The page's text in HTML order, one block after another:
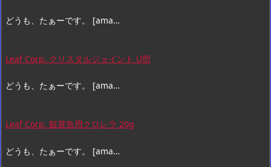
どうも、たぁーです。 [ama…
Leaf Corp. クリスタルジョイント U型
どうも、たぁーです。 [ama…
Leaf Corp. 観賞魚用クロレラ 20g
どうも、たぁーです。 [ama…